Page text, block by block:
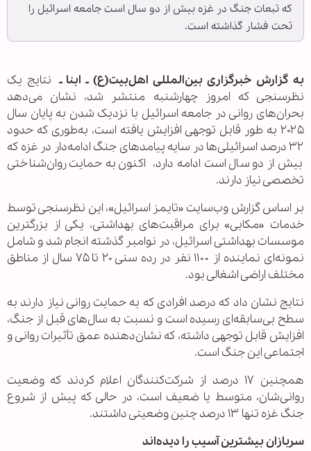
که تبعات جنگ در غزه بیش از دو سال است جامعه اسرائیل را
تحت فشار گذاشته است.
به گزارش خبرگزاری بین‌المللی اهل‌بیت(ع) ـ ابنا ـ نتایج یک
نظرسنجی که امروز چهارشنبه منتشر شد، نشان می‌دهد
بحران‌های روانی در جامعه اسرائیل با نزدیک شدن به پایان سال
۲۰۲۵ به طور قابل توجهی افزایش یافته است، به‌طوری که حدود
۳۲ درصد اسرائیلی‌ها در سایه پیامدهای جنگ ادامه‌دار در غزه که
بیش از دو سال است ادامه دارد، اکنون به حمایت روان‌شناختی
تخصصی نیاز دارند.
بر اساس گزارش وب‌سایت «تایمز اسرائیل»، این نظرسنجی توسط
خدمات «مکابی» برای مراقبت‌های بهداشتی، یکی از بزرگترین
موسسات بهداشتی اسرائیل، در نوامبر گذشته انجام شد و شامل
نمونه‌ای نماینده از ۱۱۰۰ نفر در رده سنی ۲۰ تا ۷۵ سال از مناطق
مختلف اراضی اشغالی بود.
نتایج نشان داد که درصد افرادی که به حمایت روانی نیاز دارند به
سطح بی‌سابقه‌ای رسیده است و نسبت به سال‌های قبل از جنگ،
افزایش قابل توجهی داشته، که نشان‌دهنده عمق تأثیرات روانی و
اجتماعی این جنگ است.
همچنین ۱۷ درصد از شرکت‌کنندگان اعلام کردند که وضعیت
روانی‌شان، متوسط یا ضعیف است، در حالی که پیش از شروع
جنگ غزه تنها ۱۳ درصد چنین وضعیتی داشتند.
سربازان بیشترین آسیب را دیده‌اند